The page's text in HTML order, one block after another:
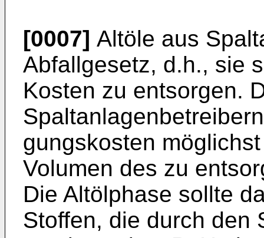
[0007] Altöle aus
Abfallgesetz, d.h., sie
Kosten zu entsorgen.
gungskosten
Volumen des zu
Die Altölphase sollte
Stoffen, die durch den